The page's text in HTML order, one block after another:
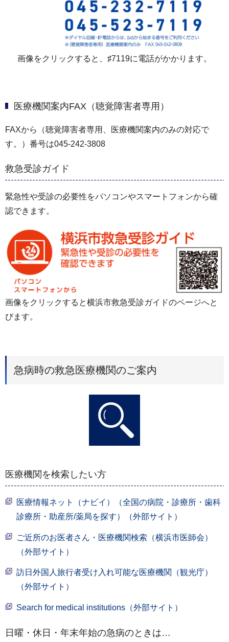
画像をクリックすると、♯7119に電話がかかります。
医療機関案内FAX（聴覚障害者専用）
FAXから（聴覚障害者専用、医療機関案内のみの対応で
す。）番号は045-242-3808
救急受診ガイド
緊急性や受診の必要性をパソコンやスマートフォンから確
認できます。
画像をクリックすると横浜市救急受診ガイドのページへと
びます。
急病時の救急医療機関のご案内
医療機関を検索したい方
医療情報ネット（ナビイ）（全国の病院・診療所・歯科
診療所・助産所/薬局を探す）（外部サイト）
ご近所のお医者さん・医療機関検索（横浜市医師会）
（外部サイト）
訪日外国人旅行者受け入れ可能な医療機関（観光庁）
（外部サイト）
Search for medical institutions（外部サイト）
日曜・休日・年末年始の急病のときは…